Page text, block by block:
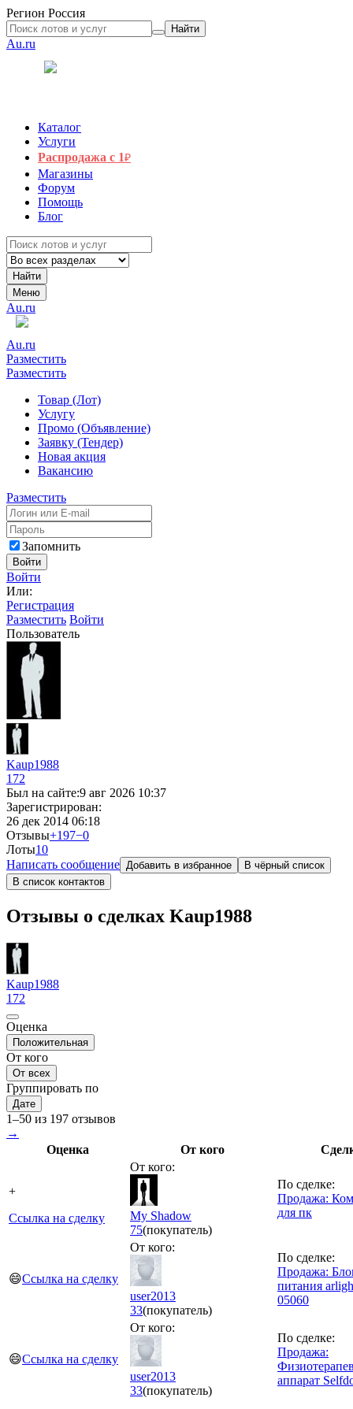
Регион Россия
Найти
Au.ru
Каталог
Услуги
Распродажа с 1₽
Магазины
Форум
Помощь
Блог
Найти
Меню
Au.ru
Au.ru
Разместить
Разместить
Товар (Лот)
Услугу
Промо (Объявление)
Заявку (Тендер)
Новая акция
Вакансию
Разместить
Запомнить
Войти
Войти
Или:
Регистрация
Разместить Войти
Пользователь
Kaup1988
172
Был на сайте:9 авг 2026 10:37
Зарегистрирован:
26 дек 2014 06:18
Отзывы+197−0
Лоты10
Написать сообщение Добавить в избранное
В чёрный список
В список контактов
Отзывы о сделках Kaup1988
Kaup1988
172
Оценка
Положительная
От кого
От всех
Группировать по
Дате
1–50 из 197 отзывов
→
Оценка
От кого
+
Ссылка на сделку
От кого:
My Shadow
75(покупатель)
По сделке:
Продажа:
для пк
😄Ссылка на сделку
От кого:
user2013
33(покупатель)
По сделке:
Продажа:
питания
05060
😄Ссылка на сделку
От кого:
user2013
33(покупатель)
По сделке:
Продажа:
аппарат